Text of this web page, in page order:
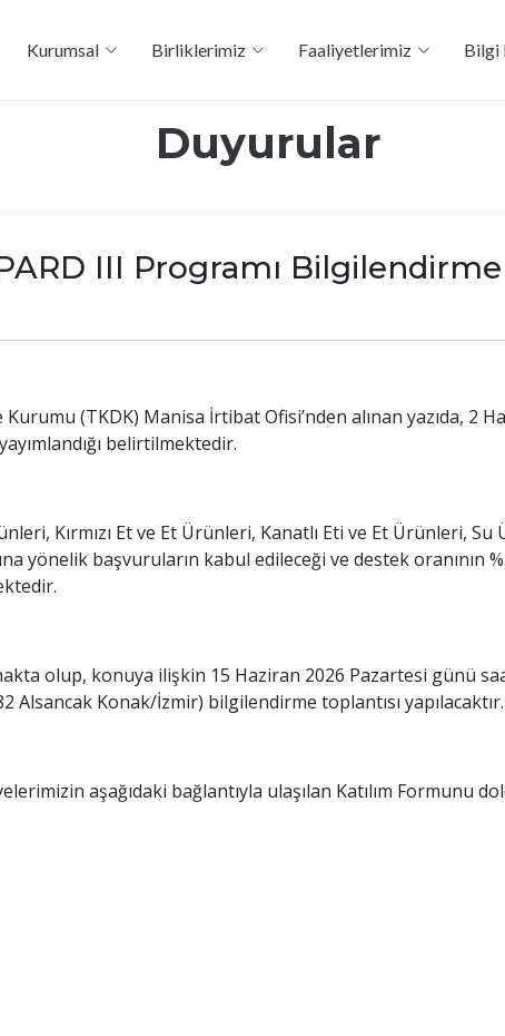
Kurumsal Birliklerimiz Faaliyetlerimiz Bilgi
Duyurular
III Programı Bilgilendirme
Kurumu (TKDK) Manisa İrtibat Ofisi’nden alınan yazıda, 2
belirtilmektedir.
Kırmızı Et ve Et Ürünleri, Kanatlı Eti ve Et Ürünleri,
yönelik başvuruların kabul edileceği ve destek oranının
olup, konuya ilişkin 15 Haziran 2026 Pazartesi günü
Alsancak Konak/İzmir) bilgilendirme toplantısı yapılacaktır.
aşağıdaki bağlantıyla ulaşılan Katılım Formunu